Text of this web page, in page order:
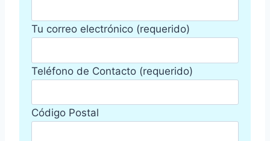
Tu correo electrónico (requerido)
Teléfono de Contacto (requerido)
Código Postal